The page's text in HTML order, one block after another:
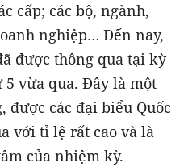
cấp; các bộ, ngành,
nghiệp… Đến nay,
được thông qua tại kỳ
vừa qua. Đây là một
các đại biểu Quốc
với tỉ lệ rất cao và là
của nhiệm kỳ.